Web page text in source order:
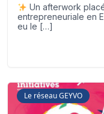
Un afterwork
entrepreneuriale en
eu le […]
Le réseau GEYVO